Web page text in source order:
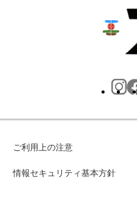
ご利用上の注意
情報セキュリティ基本方針